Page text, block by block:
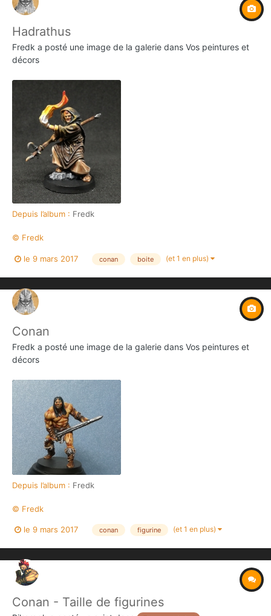
Hadrathus
Fredk a posté une image de la galerie dans Vos peintures et
décors
Depuis l’album : Fredk
© Fredk
le 9 mars 2017 conan boite (et 1 en plus)
Conan
Fredk a posté une image de la galerie dans Vos peintures et
décors
Depuis l’album : Fredk
© Fredk
le 9 mars 2017 conan figurine (et 1 en plus)
Conan - Taille de figurines